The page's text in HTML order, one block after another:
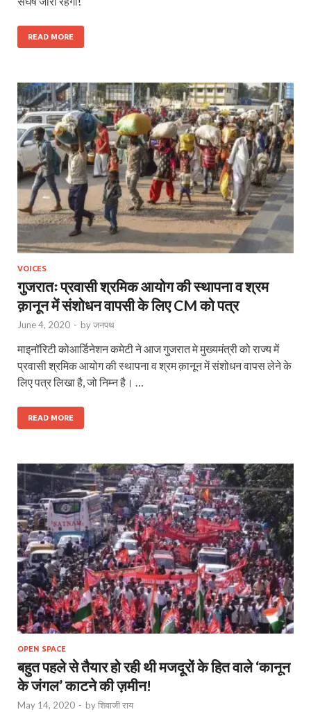
READ MORE
VOICES
गुजरातः प्रवासी श्रमिक आयोग की स्थापना व श्रम
क़ानून में संशोधन वापसी के लिए CM को पत्र
June 4, 2020 - byजनपथ
माइनॉरिटी कोआर्डिनेशन कमेटी ने आज गुजरात मे मुख्यमंत्री को राज्य में
प्रवासी श्रमिक आयोग की स्थापना व श्रम क़ानून में संशोधन वापस लेने के
लिए पत्र लिखा है, जो निम्न है। …
READ MORE
OPEN SPACE
बहुत पहले से तैयार हो रही थी मजदूरों के हित वाले ‘कानून
के जंगल’ काटने की ज़मीन!
May 14, 2020 - byशिवाजी राय